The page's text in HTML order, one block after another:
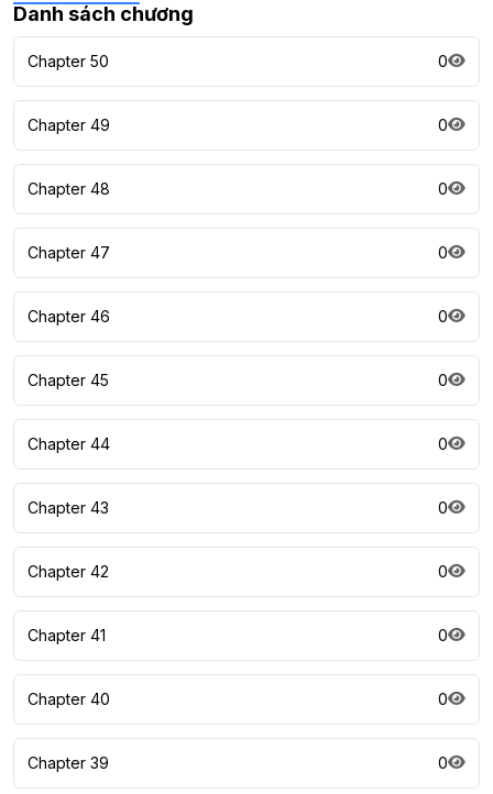
Danh sách chương
Chapter 50 0
Chapter 49 0
Chapter 48 0
Chapter 47 0
Chapter 46 0
Chapter 45 0
Chapter 44 0
Chapter 43 0
Chapter 42 0
Chapter 41 0
Chapter 40 0
Chapter 39 0